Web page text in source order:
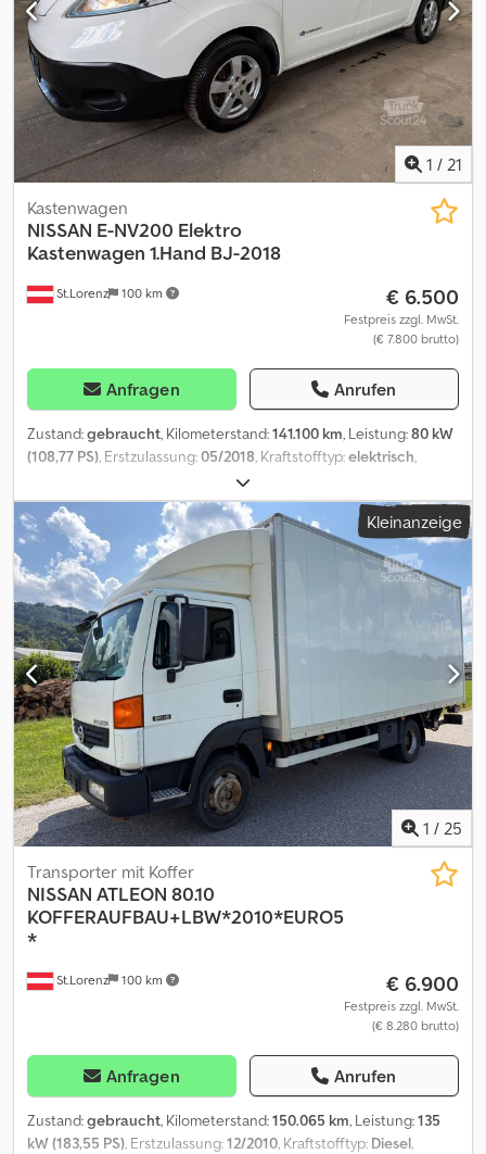
1 / 21
St.Lorenz 100 km
Kastenwagen
NISSAN E-NV200 Elektro
Kastenwagen 1.Hand BJ-2018
€ 6.500
Festpreis zzgl. MwSt.
(€ 7.800 brutto)
Anfragen Anrufen
Zustand:gebraucht, Kilometerstand:141.100 km, Leistung:80 kW
(108,77 PS), Erstzulassung:05/2018, Kraftstofftyp:elektrisch,
, Farbe:Weiß
Anzahl der Sitzplätze:2, Gesamtlänge:4.560 mm, Gesamtbreite:
1.755 mm , Gesamthöhe:1.850 mm, Ausstattung:
ABS,
Klimaanlage, Zentralverriegelung
, * NISSAN e-NV200 Elektro
KASTENWAGEN * FIN : VSKHAAME0U0600811 * EG - 1597 KG
Chedpfx Agszn Ex Ejlja * NTZ - 700 KG * GG - 2510 KG * Interne NR
: 74 * Alle angaben ohne Gewähr * Tippfehler und
Zwischenverkauf vorbehalten * PREIS NETTO
Kleinanzeige
1 / 25
St.Lorenz 100 km
Transporter mit Koffer
NISSAN ATLEON 80.10
KOFFERAUFBAU+LBW*2010*EURO5
*
€ 6.900
Festpreis zzgl. MwSt.
(€ 8.280 brutto)
Anfragen Anrufen
Zustand:gebraucht, Kilometerstand:150.065 km, Leistung:135
kW (183,55 PS), Erstzulassung:12/2010, Kraftstofftyp: Diesel,